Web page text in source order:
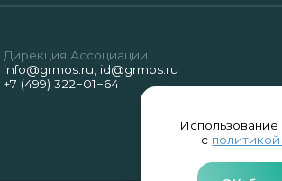
Использование
с
Дирекция Ассоциации
info@grmos.ru id@grmos.ru
+7 (499) 322−01−64